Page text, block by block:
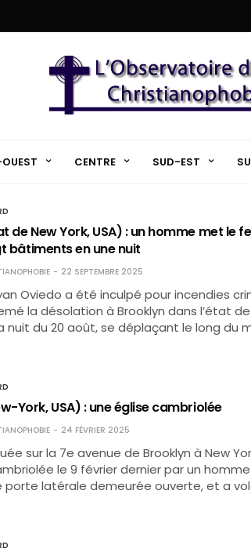
CENTRE SUD-EST
de New York, USA) : un homme met le
bâtiments en une nuit
22 SEPTEMBRE 2025
Oviedo a été inculpé pour incendies
la désolation à Brooklyn dans l’état de
nuit du 20 août, se déplaçant le long du
York, USA) : une église cambriolée
24 FÉVRIER 2025
sur la 7e avenue de Brooklyn à New
le 9 février dernier par un
porte latérale demeurée ouverte, et a